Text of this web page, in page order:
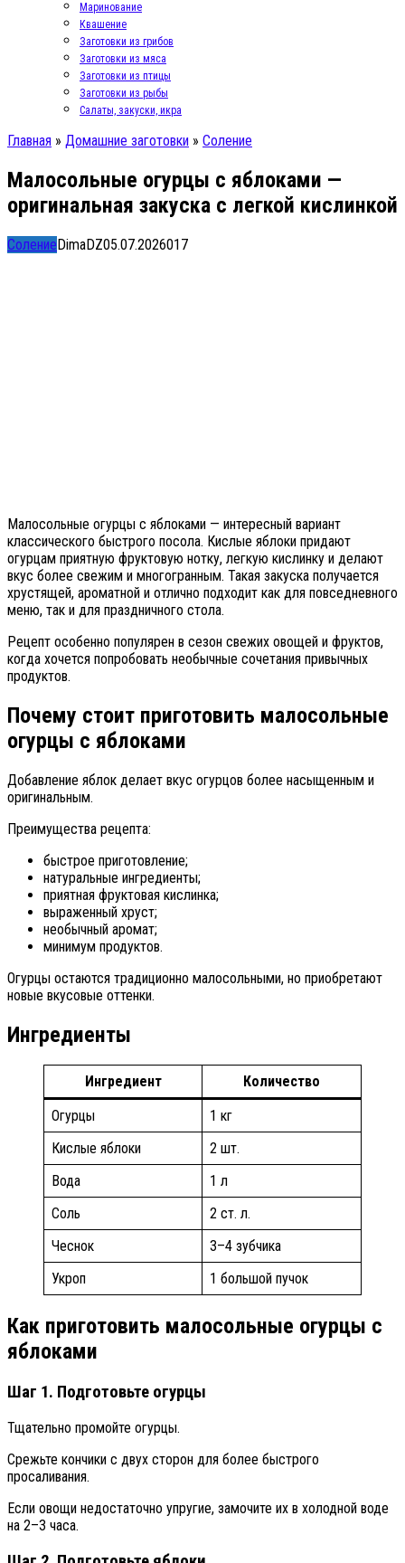
Маринование
Квашение
Заготовки из грибов
Заготовки из мяса
Заготовки из птицы
Заготовки из рыбы
Салаты, закуски, икра
Главная » Домашние заготовки » Соление
Малосольные огурцы с яблоками —
оригинальная закуска с легкой кислинкой
СолениеDimaDZ05.07.2026017
Малосольные огурцы с яблоками — интересный вариант
классического быстрого посола. Кислые яблоки придают
огурцам приятную фруктовую нотку, легкую кислинку и делают
вкус более свежим и многогранным. Такая закуска получается
хрустящей, ароматной и отлично подходит как для повседневного
меню, так и для праздничного стола.
Рецепт особенно популярен в сезон свежих овощей и фруктов,
когда хочется попробовать необычные сочетания привычных
продуктов.
Почему стоит приготовить малосольные
огурцы с яблоками
Добавление яблок делает вкус огурцов более насыщенным и
оригинальным.
Преимущества рецепта:
быстрое приготовление;
натуральные ингредиенты;
приятная фруктовая кислинка;
выраженный хруст;
необычный аромат;
минимум продуктов.
Огурцы остаются традиционно малосольными, но приобретают
новые вкусовые оттенки.
Ингредиенты
Ингредиент
Количество
Огурцы
1 кг
Кислые яблоки
2 шт.
Вода
1 л
Соль
2 ст. л.
Чеснок
3–4 зубчика
Укроп
1 большой пучок
Как приготовить малосольные огурцы с
яблоками
Шаг 1. Подготовьте огурцы
Тщательно промойте огурцы.
Срежьте кончики с двух сторон для более быстрого
просаливания.
Если овощи недостаточно упругие, замочите их в холодной воде
на 2–3 часа.